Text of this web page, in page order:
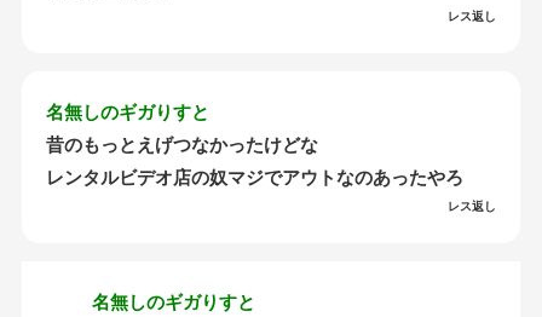
レス返し
名無しのギガりすと
昔のもっとえげつなかったけどな
レンタルビデオ店の奴マジでアウトなのあったやろ
レス返し
名無しのギガりすと